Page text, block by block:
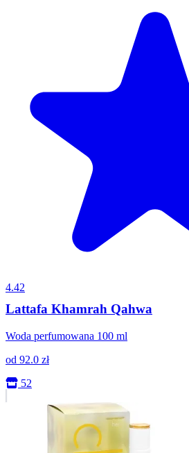
4.42
Lattafa Khamrah Qahwa
Woda perfumowana 100 ml
od 92.0 zł
52